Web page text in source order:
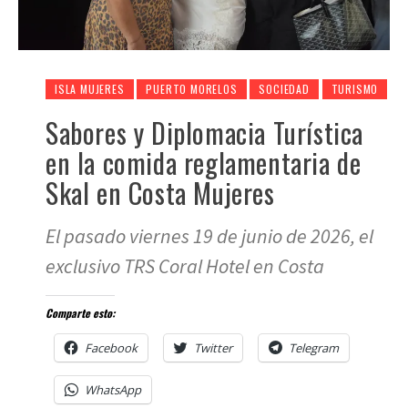
ISLA MUJERES PUERTO MORELOS SOCIEDAD TURISMO
Sabores y Diplomacia Turística
en la comida reglamentaria de
Skal en Costa Mujeres
El pasado viernes 19 de junio de 2026, el
exclusivo TRS Coral Hotel en Costa
Comparte esto:
Facebook Twitter Telegram
WhatsApp